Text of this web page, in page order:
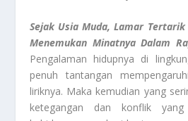
Sejak Usia Muda, Lamar Tertarik
Menemukan Minatnya Dalam
Pengalaman hidupnya di
penuh tantangan
liriknya. Maka kemudian yang
ketegangan dan konflik